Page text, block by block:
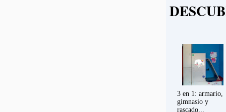
3 en 1: armario,
gimnasio y
rascado...